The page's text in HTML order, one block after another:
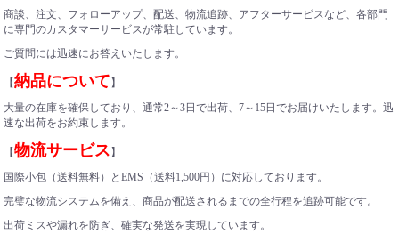
商談、注文、フォローアップ、配送、物流追跡、アフターサービスなど、各部門
に専門のカスタマーサービスが常駐しています。
ご質問には迅速にお答えいたします。
【納品について】
大量の在庫を確保しており、通常2～3日で出荷、7～15日でお届けいたします。迅
速な出荷をお約束します。
【物流サービス】
国際小包（送料無料）とEMS（送料1,500円）に対応しております。
完璧な物流システムを備え、商品が配送されるまでの全行程を追跡可能です。
出荷ミスや漏れを防ぎ、確実な発送を実現しています。